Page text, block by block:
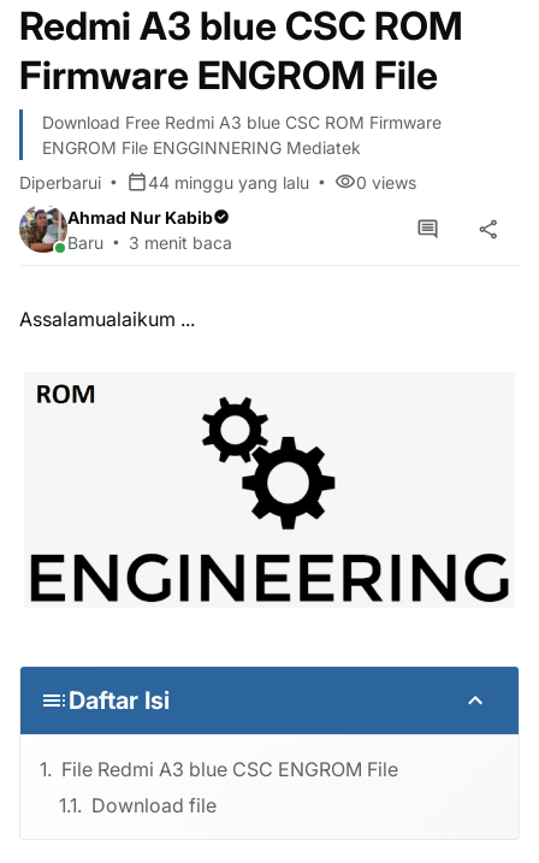
Redmi A3 blue CSC ROM
Firmware ENGROM File
Download Free Redmi A3 blue CSC ROM Firmware
ENGROM File ENGGINNERING Mediatek
Diperbarui
44 minggu yang lalu 0 views
Ahmad Nur Kabib
Baru
3 menit baca
Assalamualaikum ...
Daftar Isi
File Redmi A3 blue CSC ENGROM File
Download file